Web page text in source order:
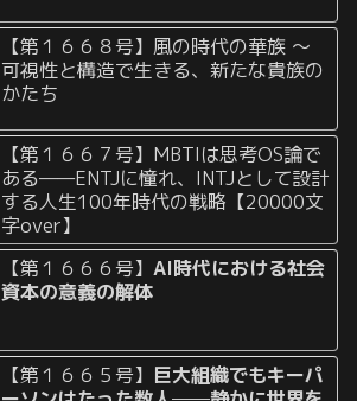
【第１６６８号】風の時代の華族 〜
可視性と構造で生きる、新たな貴族の
かたち
【第１６６７号】MBTIは思考OS論で
ある——ENTJに憧れ、INTJとして設計
する人生100年時代の戦略【20000文
字over】
【第１６６６号】AI時代における社会
資本の意義の解体
【第１６６５号】 巨大組織でもキーパ